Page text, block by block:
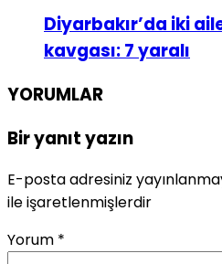
Diyarbakır’da iki
kavgası: 7 yaralı
YORUMLAR
Bir yanıt yazın
E-posta adresiniz
ile işaretlenmişlerdir
Yorum *